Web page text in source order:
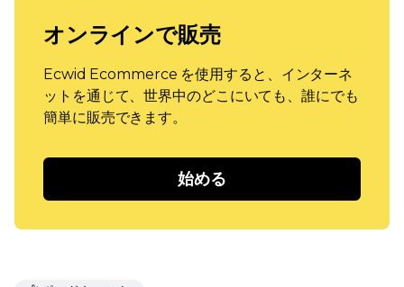
オンラインで販売
Ecwid Ecommerce を使用すると、インターネ
ットを通じて、世界中のどこにいても、誰にでも
簡単に販売できます。
始める